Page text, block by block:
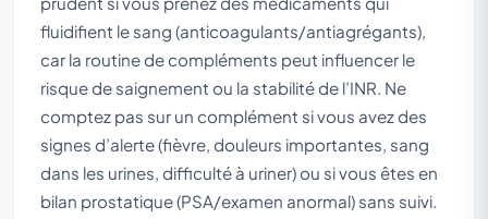
fluidifient le sang (anticoagulants/antiagrégants),
car la routine de compléments peut influencer le
risque de saignement ou la stabilité de l’INR. Ne
comptez pas sur un complément si vous avez des
signes d’alerte (fièvre, douleurs importantes, sang
dans les urines, difficulté à uriner) ou si vous êtes en
bilan prostatique (PSA/examen anormal) sans suivi.